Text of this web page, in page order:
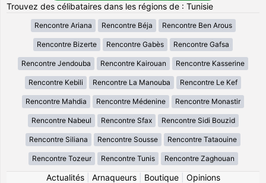
Trouvez des célibataires dans les régions de : Tunisie
Rencontre Ariana Rencontre Béja Rencontre Ben Arous
Rencontre Bizerte Rencontre Gabès Rencontre Gafsa
Rencontre Jendouba Rencontre Kairouan Rencontre Kasserine
Rencontre Kebili Rencontre La Manouba Rencontre Le Kef
Rencontre Mahdia Rencontre Médenine Rencontre Monastir
Rencontre Nabeul Rencontre Sfax Rencontre Sidi Bouzid
Rencontre Siliana Rencontre Sousse Rencontre Tataouine
Rencontre Tozeur Rencontre Tunis Rencontre Zaghouan
Actualités| Arnaqueurs| Boutique| Opinions